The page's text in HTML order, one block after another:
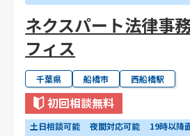
ネクスパート法律事
フィス
千葉県 船橋市 西船橋駅
初回相談無料
土日相談可能 夜間対応可能 19時以降